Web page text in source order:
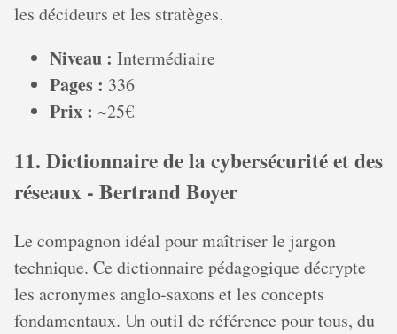
les décideurs et les stratèges.
Niveau : Intermédiaire
Pages : 336
Prix : ~25€
11. Dictionnaire de la cybersécurité et des
réseaux - Bertrand Boyer
Le compagnon idéal pour maîtriser le jargon
technique. Ce dictionnaire pédagogique décrypte
les acronymes anglo-saxons et les concepts
fondamentaux. Un outil de référence pour tous, du